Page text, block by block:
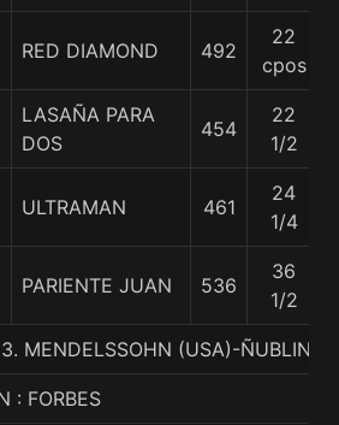
RED DIAMOND 492
22
cpos
LASAÑA PARA
DOS
454
22
1/2
ULTRAMAN 461
24
1/4
PARIENTE JUAN 536
36
1/2
MENDELSSOHN (USA)-ÑUBLINA-
: FORBES